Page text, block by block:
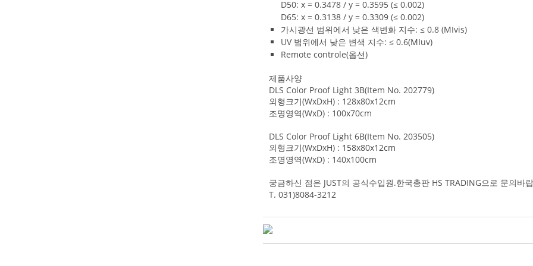
D50: x = 0.3478 / y = 0.3595 (≤ 0.002)
D65: x = 0.3138 / y = 0.3309 (≤ 0.002)
가시광선 범위에서 낮은 색변화 지수: ≤ 0.8 (MIvis)
UV 범위에서 낮은 변색 지수: ≤ 0.6(MIuv)
Remote controle(옵션)
제품사양
DLS Color Proof Light 3B(Item No. 202779)
외형크기(WxDxH) : 128x80x12cm
조명영역(WxD) : 100x70cm
DLS Color Proof Light 6B(Item No. 203505)
외형크기(WxDxH) : 158x80x12cm
조명영역(WxD) : 140x100cm
궁금하신 점은 JUST의 공식수입원.한국총판 HS TRADING으로 문의바
T. 031)8084-3212